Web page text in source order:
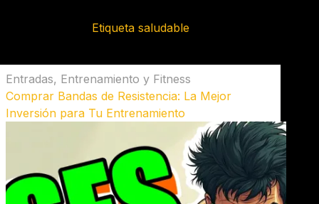
Etiquetasaludable
Entradas, Entrenamiento y Fitness
Comprar Bandas de Resistencia: La Mejor
Inversión para Tu Entrenamiento